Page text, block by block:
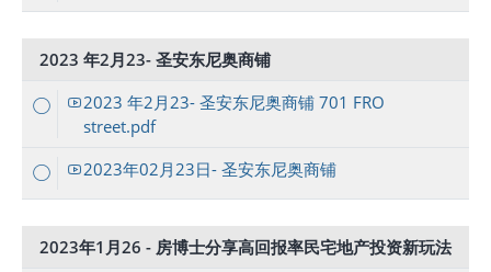
2023 年2月23- 圣安东尼奥商铺
2023 年2月23- 圣安东尼奥商铺 701 FRO
street.pdf
2023年02月23日- 圣安东尼奥商铺
2023年1月26 - 房博士分享高回报率民宅地产投资新玩法